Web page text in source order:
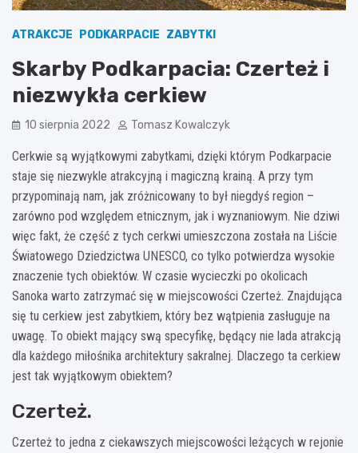
ATRAKCJE PODKARPACIE ZABYTKI
Skarby Podkarpacia: Czerteż i
niezwykła cerkiew
10 sierpnia 2022 Tomasz Kowalczyk
Cerkwie są wyjątkowymi zabytkami, dzięki którym Podkarpacie
staje się niezwykle atrakcyjną i magiczną krainą. A przy tym
przypominają nam, jak zróżnicowany to był niegdyś region –
zarówno pod względem etnicznym, jak i wyznaniowym. Nie dziwi
więc fakt, że część z tych cerkwi umieszczona została na Liście
Światowego Dziedzictwa UNESCO, co tylko potwierdza wysokie
znaczenie tych obiektów. W czasie wycieczki po okolicach
Sanoka warto zatrzymać się w miejscowości Czerteż. Znajdująca
się tu cerkiew jest zabytkiem, który bez wątpienia zasługuje na
uwagę. To obiekt mający swą specyfikę, będący nie lada atrakcją
dla każdego miłośnika architektury sakralnej. Dlaczego ta cerkiew
jest tak wyjątkowym obiektem?
Czerteż.
Czerteż to jedna z ciekawszych miejscowości leżących w rejonie